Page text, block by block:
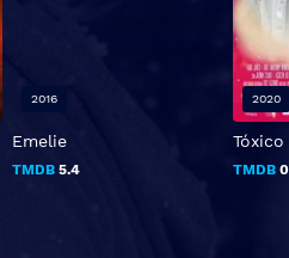
Emelie
TMDB 5.4
2016
Tóxico
TMDB0
2020